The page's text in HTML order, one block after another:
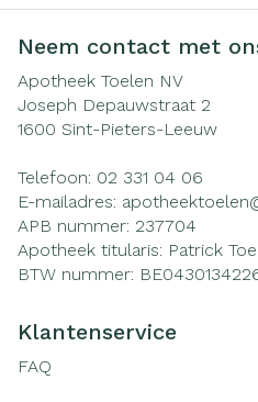
Neem contact met
Apotheek Toelen NV
Joseph Depauwstraat 2
1600 Sint-Pieters-Leeuw
Telefoon: 02 331 04 06
E-mailadres:
APB nummer: 237704
Apotheek titularis: Patrick
BTW nummer:
Klantenservice
FAQ